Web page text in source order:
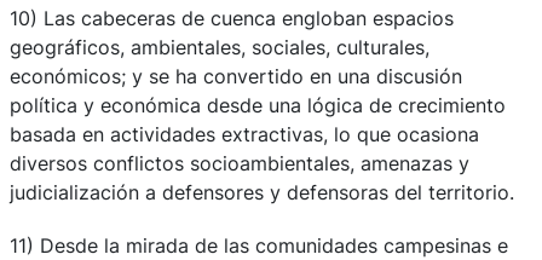
10) Las cabeceras de cuenca engloban espacios
geográficos, ambientales, sociales, culturales,
económicos; y se ha convertido en una discusión
política y económica desde una lógica de crecimiento
basada en actividades extractivas, lo que ocasiona
diversos conflictos socioambientales, amenazas y
judicialización a defensores y defensoras del territorio.
11) Desde la mirada de las comunidades campesinas e